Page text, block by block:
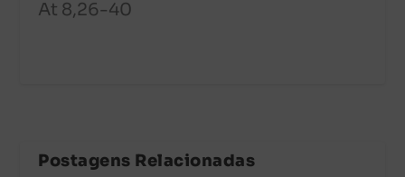
At 8,26-40
Postagens Relacionadas